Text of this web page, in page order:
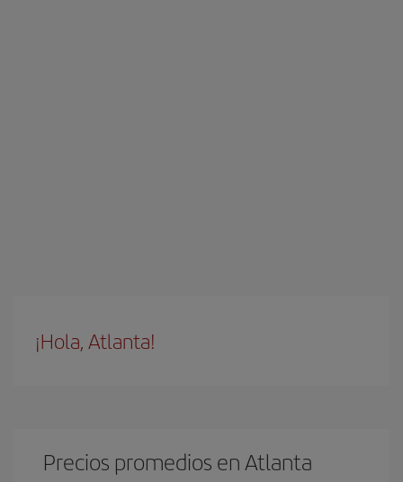
¡Hola, Atlanta!
Precios promedios en Atlanta